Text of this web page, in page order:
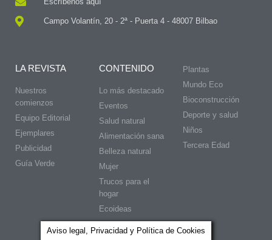
Campo Volantín, 20 - 2ª - Puerta 4 - 48007 Bilbao
LA REVISTA
Nuestros
comienzos
Equipo Editorial
Ejemplares
Publicidad
Guía Verde
CONTENIDO
Lo más destacado
Eventos
Salud natural
Alimentación sana
Belleza natural
Mujer
Trucos para el
hogar
Ecoideas
Plantas
Mundo Eco
Bioconstrucción
Deporte y salud
Niños
Tercera Edad
Aviso legal, Privacidad y Política de Cookies